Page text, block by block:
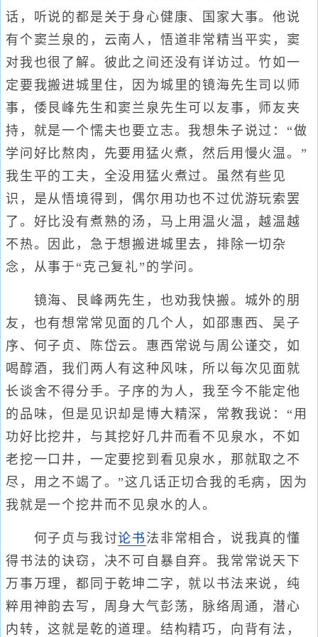
话，听说的都是关于身心健康、国家大事。他说
有个窦兰泉的，云南人，悟道非常精当平实，窦
对我也很了解。彼此之间还没有详访过。竹如一
定要我搬进城里住，因为城里的镜海先生司以师
事，倭艮峰先生和窦兰泉先生可以友事，师友夹
持，就是一个懦夫也要立志。我想朱子说过：“做
学问好比熬肉，先要用猛火煮，然后用慢火温。”
我生平的工夫，全没用猛火煮过。虽然有些见
识，是从悟境得到，偶尔用功也不过优游玩索罢
了。好比没有煮熟的汤，马上用温火温，越温越
不热。因此，急于想搬进城里去，排除一切杂
念，从事于“克己复礼”的学问。
镜海、艮峰两先生，也劝我快搬。城外的朋
友，也有想常常见面的几个人，如邵惠西、吴子
序、何子贞、陈岱云。惠西常说与周公谨交，如
喝醇酒，我们两人有这种风味，所以每次见面就
长谈舍不得分手。子序的为人，我至今不能定他
的品味，但是见识却是博大精深，常教我说：“用
功好比挖井，与其挖好几井而看不见泉水，不如
老挖一口井，一定要挖到看见泉水，那就取之不
尽，用之不竭了。”这几话正切合我的毛病，因为
我就是一个挖井而不见泉水的人。
何子贞与我讨论书 法非常相合，说我真的懂
得书法的诀窃，决不可自暴自弃。我常常说天下
万事万理，都同于乾坤二字，就以书法来说，纯
粹用神韵去写，周身大气彭荡，脉络周通，潜心
内转，这就是乾的道理。结构精巧，向背有法，